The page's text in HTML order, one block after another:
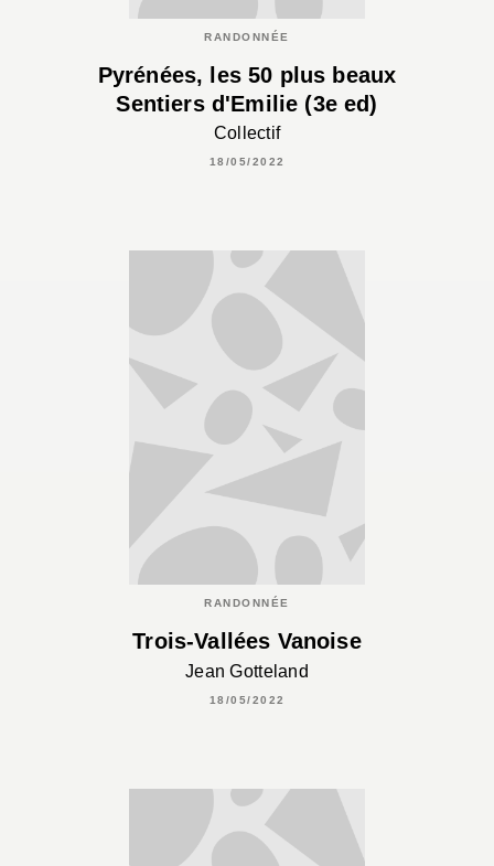
RANDONNÉE
Pyrénées, les 50 plus beaux
Sentiers d'Emilie (3e ed)
Collectif
18/05/2022
RANDONNÉE
Trois-Vallées Vanoise
Jean Gotteland
18/05/2022